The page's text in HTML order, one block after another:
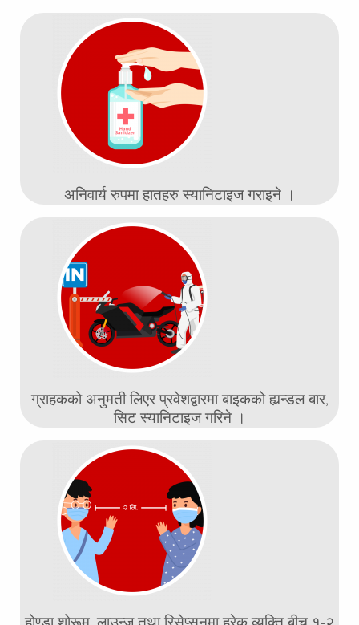
अनिवार्य रुपमा हातहरु स्यानिटाइज गराइने ।
ग्राहकको अनुमती लिएर प्रवेशद्वारमा बाइकको ह्यन्डल बार,
सिट स्यानिटाइज गरिने ।